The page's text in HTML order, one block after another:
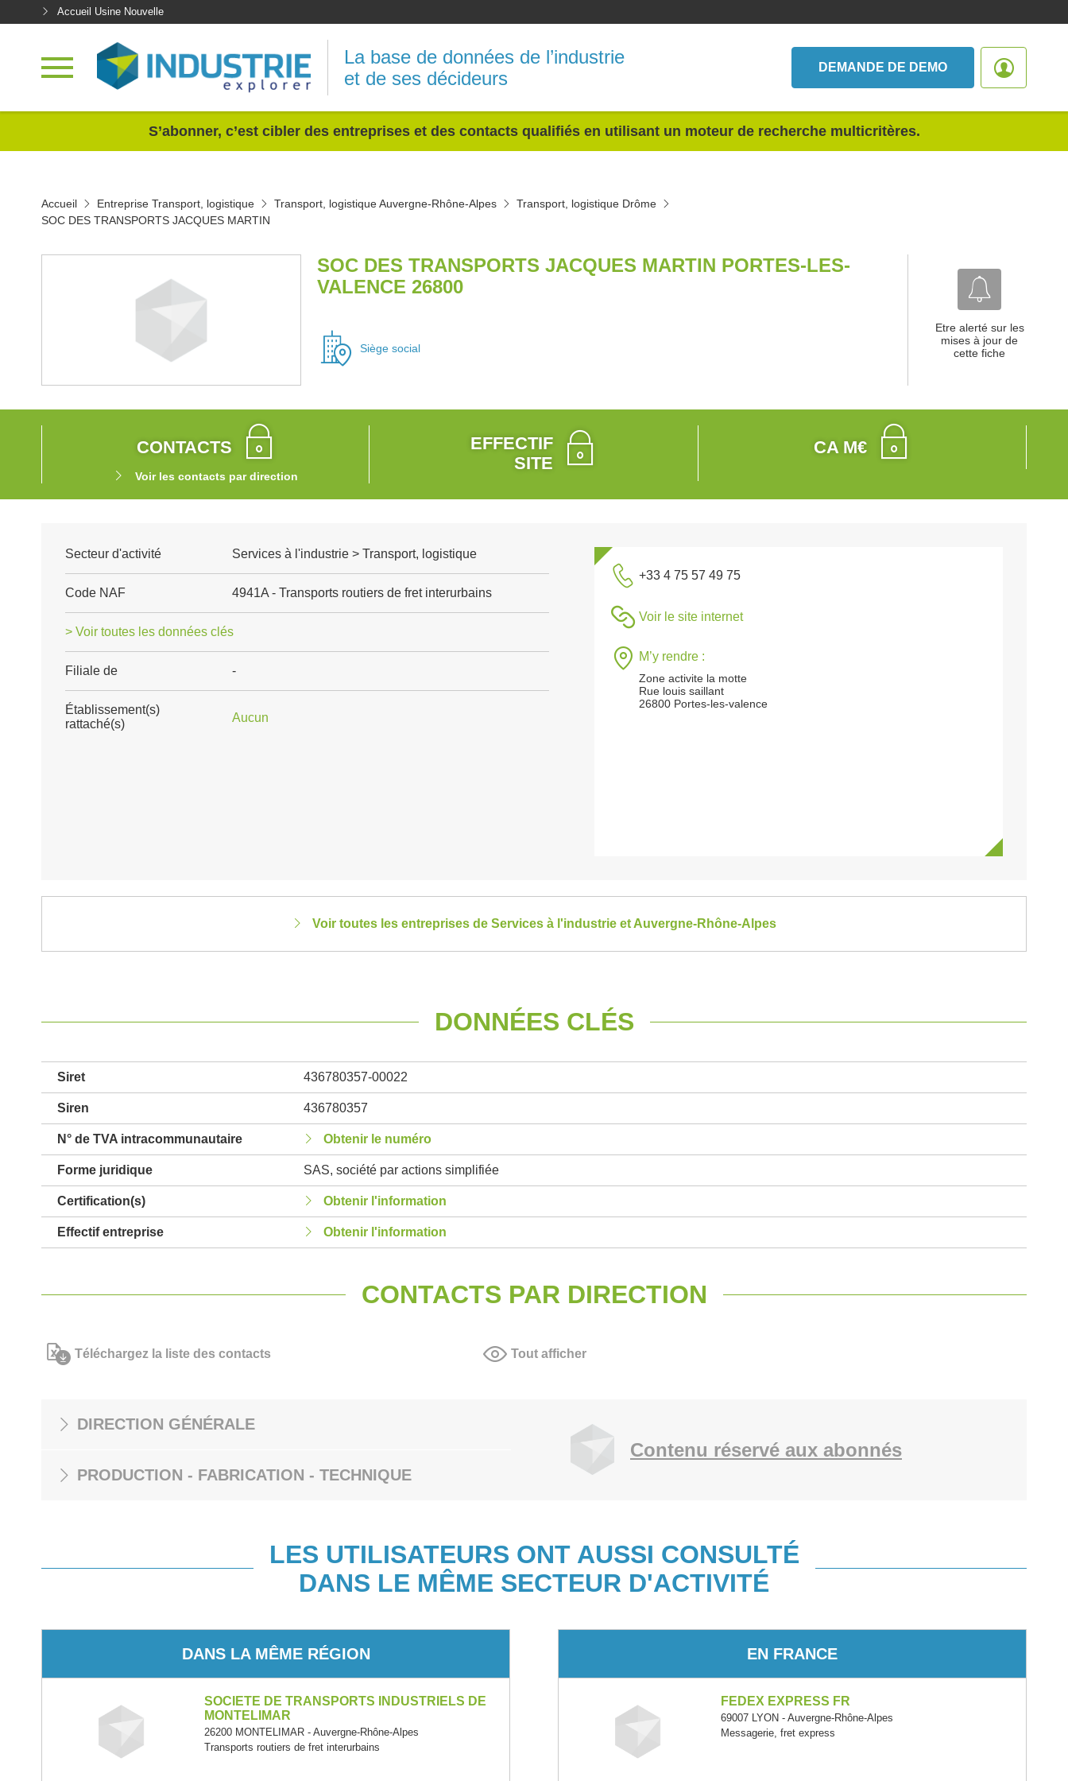
Accueil Usine Nouvelle
La base de données de l’industrie
et de ses décideurs
DEMANDE DE DEMO
S’abonner, c’est cibler des entreprises et des contacts qualifiés en utilisant un moteur de recherche multicritères.
Accueil Entreprise Transport, logistique Transport, logistique Auvergne-Rhône-Alpes
Transport, logistique Drôme
SOC DES TRANSPORTS JACQUES MARTIN
SOC DES TRANSPORTS JACQUES MARTIN PORTES-LES-
VALENCE 26800
Siège social
Etre alerté sur les
mises à jour de
cette fiche
CONTACTS
Voir les contacts par direction
EFFECTIF
SITE
CA M€
Secteur d'activité Services à l'industrie > Transport, logistique
Code NAF 4941A - Transports routiers de fret interurbains
> Voir toutes les données clés
Filiale de -
Établissement(s)
rattaché(s)
Aucun
+33 4 75 57 49 75
Voir le site internet
M’y rendre :
Zone activite la motte
Rue louis saillant
26800 Portes-les-valence
Voir toutes les entreprises de Services à l'industrie et Auvergne-Rhône-Alpes
DONNÉES CLÉS
Siret 436780357-00022
Siren 436780357
N° de TVA intracommunautaire Obtenir le numéro
Forme juridique SAS, société par actions simplifiée
Certification(s) Obtenir l'information
Effectif entreprise Obtenir l'information
CONTACTS PAR DIRECTION
Téléchargez la liste des contacts Tout afficher
DIRECTION GÉNÉRALE
PRODUCTION - FABRICATION - TECHNIQUE
Contenu réservé aux abonnés
LES UTILISATEURS ONT AUSSI CONSULTÉ
DANS LE MÊME SECTEUR D'ACTIVITÉ
DANS LA MÊME RÉGION
SOCIETE DE TRANSPORTS INDUSTRIELS DE
MONTELIMAR
26200 MONTELIMAR - Auvergne-Rhône-Alpes
Transports routiers de fret interurbains
EN FRANCE
FEDEX EXPRESS FR
69007 LYON - Auvergne-Rhône-Alpes
Messagerie, fret express